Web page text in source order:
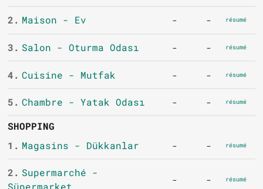
2. Maison - Ev - - résumé
3. Salon - Oturma Odası - - résumé
4. Cuisine - Mutfak - - résumé
5. Chambre - Yatak Odası - - résumé
SHOPPING
1. Magasins - Dükkanlar - - résumé
2. Supermarché -
Süpermarket
- - résumé